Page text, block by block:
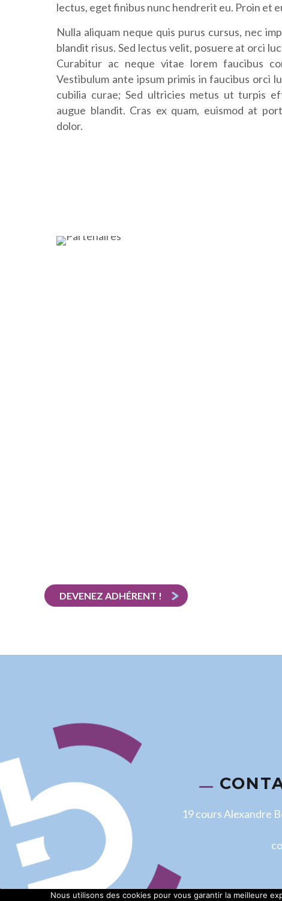
lectus, eget finibus nunc hendrerit eu. Proin et
Nulla aliquam neque quis purus cursus, nec
blandit risus. Sed lectus velit, posuere at orci
Curabitur ac neque vitae lorem faucibus
Vestibulum ante ipsum primis in faucibus orci
cubilia curae; Sed ultricies metus ut turpis
augue blandit. Cras ex quam, euismod at
dolor.
DEVENEZ ADHÉRENT !
19 cours Alexandre
Nous utilisons des cookies pour vous garantir la meilleure